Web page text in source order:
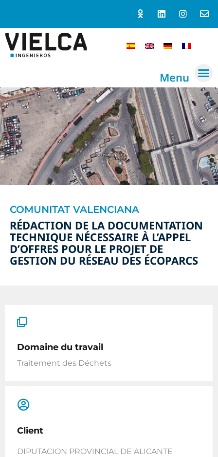
Menu
COMUNITAT VALENCIANA
RÉDACTION DE LA DOCUMENTATION
TECHNIQUE NÉCESSAIRE À L’APPEL
D’OFFRES POUR LE PROJET DE
GESTION DU RÉSEAU DES ÉCOPARCS
Domaine du travail
Traitement des Déchets
Client
DIPUTACION PROVINCIAL DE ALICANTE